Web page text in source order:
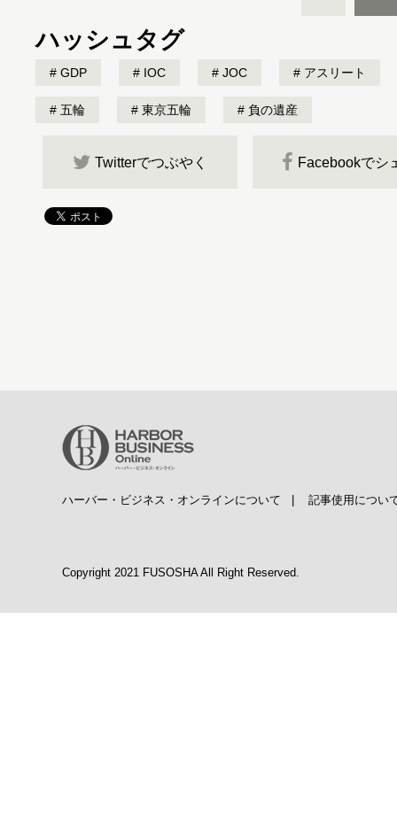
ハッシュタグ
GDP IOC JOC アスリート
五輪 東京五輪 負の遺産
Twitterでつぶやく Facebookでシ
ハーバー・ビジネス・オンラインについて 記事使用につい
Copyright 2021 FUSOSHA All Right Reserved.